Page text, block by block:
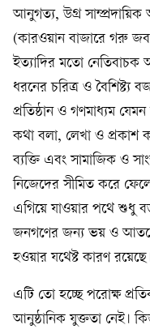
আনুগত্য, উগ্র সাম্প্রদায়িক
(কারওয়ান বাজারে গরু
ইত্যাদির মতো নেতিবাচক
ধরনের চরিত্র ও বৈশিষ্ট্য
প্রতিষ্ঠান ও গণমাধ্যম
কথা বলা, লেখা ও প্রকাশ
ব্যক্তি এবং সামাজিক ও
নিজেদের সীমিত করে
এগিয়ে যাওয়ার পথে শুধু বড়
জনগণের জন্য ভয় ও
হওয়ার যথেষ্ট কারণ
এটি তো হচ্ছে পরোক্ষ
আনুষ্ঠানিক যুক্ততা নেই।